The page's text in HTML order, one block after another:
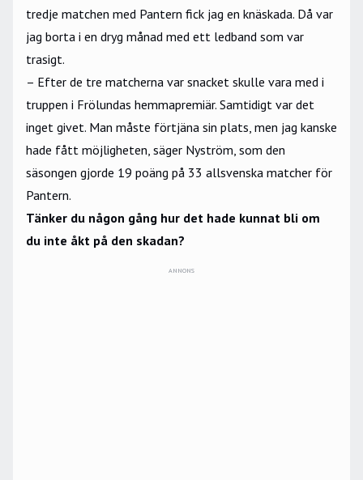
tredje matchen med Pantern fick jag en knäskada. Då var
jag borta i en dryg månad med ett ledband som var
trasigt.
– Efter de tre matcherna var snacket skulle vara med i
truppen i Frölundas hemmapremiär. Samtidigt var det
inget givet. Man måste förtjäna sin plats, men jag kanske
hade fått möjligheten, säger Nyström, som den
säsongen gjorde 19 poäng på 33 allsvenska matcher för
Pantern.
Tänker du någon gång hur det hade kunnat bli om
du inte åkt på den skadan?
ANNONS